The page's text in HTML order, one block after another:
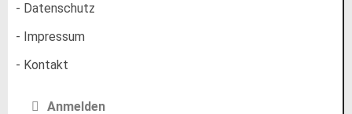
- Datenschutz
- Impressum
- Kontakt
Anmelden